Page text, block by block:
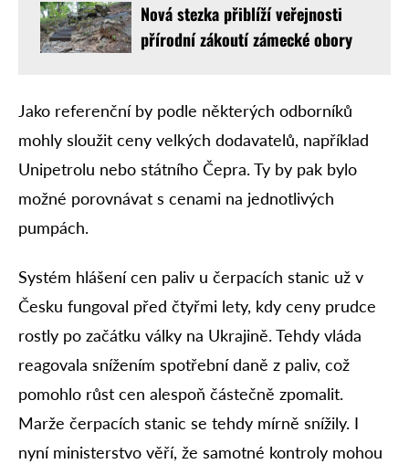
Nová stezka přiblíží veřejnosti
přírodní zákoutí zámecké obory
Jako referenční by podle některých odborníků
mohly sloužit ceny velkých dodavatelů, například
Unipetrolu nebo státního Čepra. Ty by pak bylo
možné porovnávat s cenami na jednotlivých
pumpách.
Systém hlášení cen paliv u čerpacích stanic už v
Česku fungoval před čtyřmi lety, kdy ceny prudce
rostly po začátku války na Ukrajině. Tehdy vláda
reagovala snížením spotřební daně z paliv, což
pomohlo růst cen alespoň částečně zpomalit.
Marže čerpacích stanic se tehdy mírně snížily. I
nyní ministerstvo věří, že samotné kontroly mohou